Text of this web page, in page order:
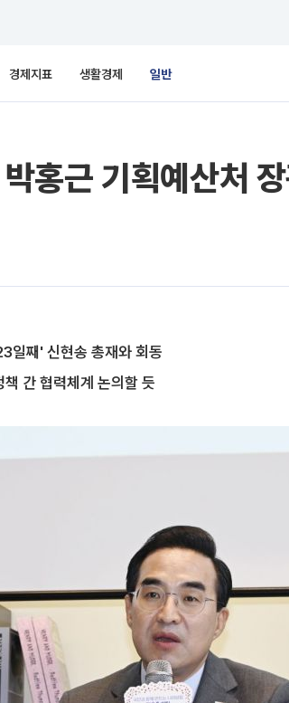
경제지표 생활경제 일반
홍근 기획예산처
일째' 신현송 총재와 회동
간 협력체계 논의할 듯